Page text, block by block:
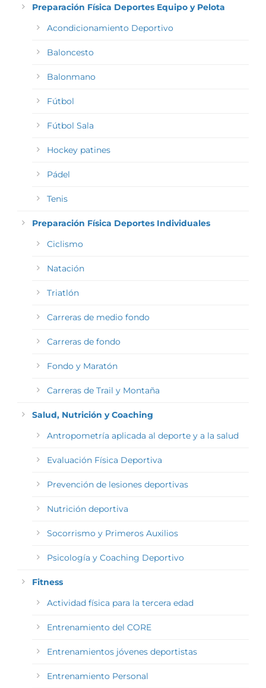
Preparación Física Deportes Equipo y Pelota
Acondicionamiento Deportivo
Baloncesto
Balonmano
Fútbol
Fútbol Sala
Hockey patines
Pádel
Tenis
Preparación Física Deportes Individuales
Ciclismo
Natación
Triatlón
Carreras de medio fondo
Carreras de fondo
Fondo y Maratón
Carreras de Trail y Montaña
Salud, Nutrición y Coaching
Antropometría aplicada al deporte y a la salud
Evaluación Física Deportiva
Prevención de lesiones deportivas
Nutrición deportiva
Socorrismo y Primeros Auxilios
Psicología y Coaching Deportivo
Fitness
Actividad física para la tercera edad
Entrenamiento del CORE
Entrenamientos jóvenes deportistas
Entrenamiento Personal